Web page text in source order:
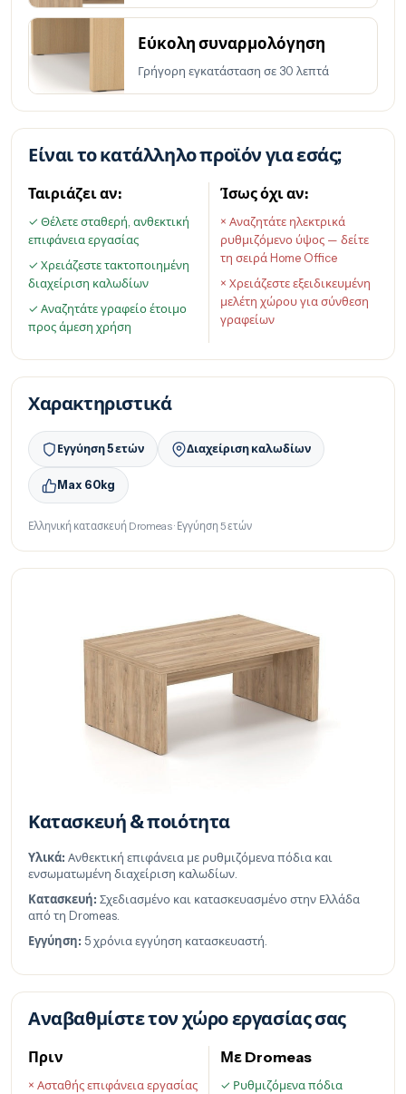
Εύκολη συναρμολόγηση
Γρήγορη εγκατάσταση σε 30 λεπτά
Είναι το κατάλληλο προϊόν για εσάς;
Ταιριάζει αν:
✓ Θέλετε σταθερή, ανθεκτική
επιφάνεια εργασίας
✓ Χρειάζεστε τακτοποιημένη
διαχείριση καλωδίων
✓ Αναζητάτε γραφείο έτοιμο
προς άμεση χρήση
Ίσως όχι αν:
× Αναζητάτε ηλεκτρικά
ρυθμιζόμενο ύψος — δείτε
τη σειρά Home Office
× Χρειάζεστε εξειδικευμένη
μελέτη χώρου για σύνθεση
γραφείων
Χαρακτηριστικά
Εγγύηση 5 ετών Διαχείριση καλωδίων
Max 60kg
Ελληνική κατασκευή Dromeas · Εγγύηση 5 ετών
Κατασκευή & ποιότητα
Υλικά: Ανθεκτική επιφάνεια με ρυθμιζόμενα πόδια και
ενσωματωμένη διαχείριση καλωδίων.
Κατασκευή: Σχεδιασμένο και κατασκευασμένο στην Ελλάδα
από τη Dromeas.
Εγγύηση: 5 χρόνια εγγύηση κατασκευαστή.
Αναβαθμίστε τον χώρο εργασίας σας
Πριν
× Ασταθής επιφάνεια εργασίας
Με Dromeas
✓ Ρυθμιζόμενα πόδια